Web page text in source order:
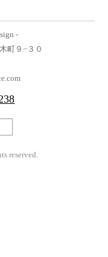
-
町９−３０
reserved.